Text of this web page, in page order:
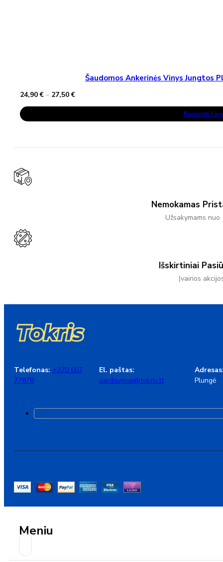
Šaudomos Ankerinės Vinys Jungtos
24,90€ – 27,50€Price
through
Pasirinkti
This
Product
Has
The
Be
Chosen
On
Nemokamas
Užsakymams nuo
Išskirtiniai
Įvairios
Telefonas: +370 607
77878
El. paštas:
pardavimai@tokris.lt
Plungė
Meniu